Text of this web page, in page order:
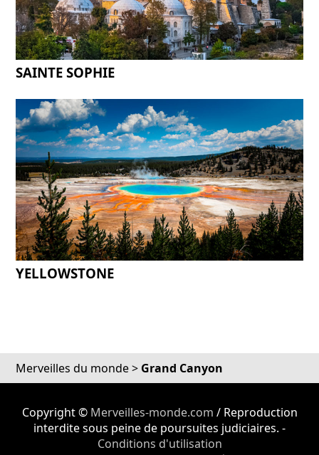
SAINTE SOPHIE
YELLOWSTONE
Merveilles du monde> Grand Canyon
Copyright © Merveilles-monde.com / Reproduction
interdite sous peine de poursuites judiciaires. -
Conditions d'utilisation